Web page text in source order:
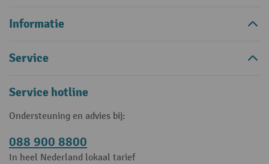
Informatie
Service
Service hotline
Ondersteuning en advies bij:
088 900 8800
In heel Nederland lokaal tarief